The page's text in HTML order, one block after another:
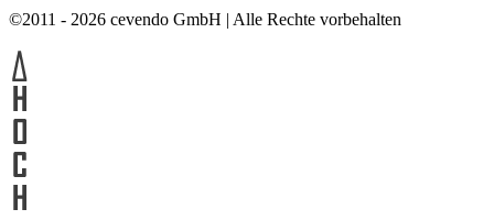
©2011 - 2026 cevendo GmbH | Alle Rechte vorbehalten